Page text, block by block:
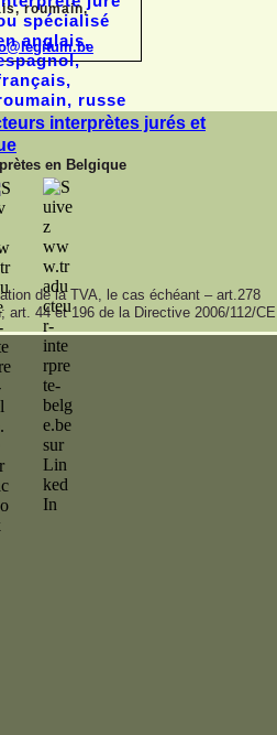
roumain,
en Belgique
de la TVA, le cas échéant – art.278
art. 44 et 196 de la Directive 2006/112/CE